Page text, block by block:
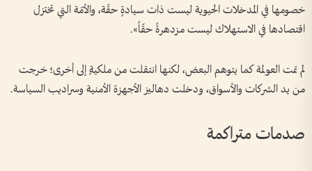
خصومها في المدخلات الحيوية ليست ذات سيادةٍ حقّة، والأمّة التي تختزل
اقتصادها في الاستهلاك ليست مزدهرةً حقّاً».
لم تمت العولمة كما يتوهم البعض، لكنها انتقلت من ملكيةٍ إلى أخرى؛ خرجت
من يد الشركات والأسواق، ودخلت دهاليز الأجهزة الأمنية وسراديب السياسة.
صدمات متراكمة